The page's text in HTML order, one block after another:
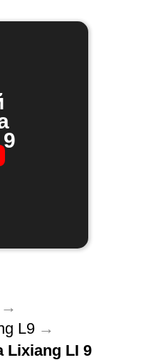
→
L9 →
Lixiang LI 9